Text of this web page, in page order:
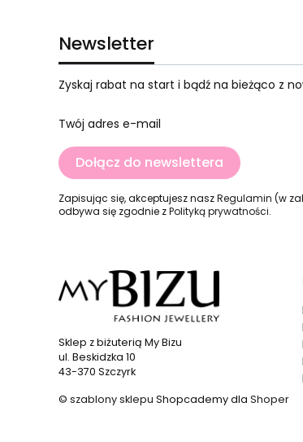
Newsletter
Zyskaj rabat na start i bądź na bieżąco z
Twój adres e-mail
Dołącz do newslettera
Zapisując się, akceptujesz naszRegulamin (w
odbywa się zgodnie zPolityką prywatności.
Sklep z biżuterią My Bizu
ul. Beskidzka 10
43-370 Szczyrk
© szablony sklepu Shopcademy dla Shoper